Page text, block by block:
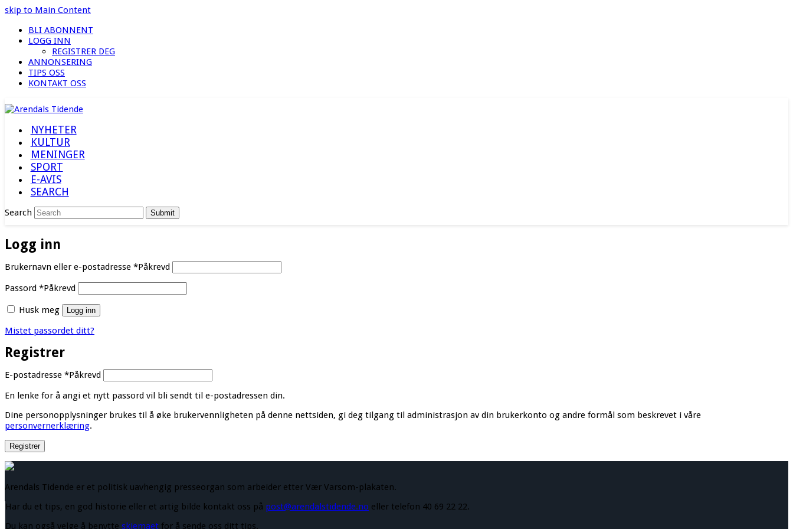
skip to Main Content
BLI ABONNENT
LOGG INN
REGISTRER DEG
ANNONSERING
TIPS OSS
KONTAKT OSS
NYHETER
KULTUR
MENINGER
SPORT
E-AVIS
SEARCH
Search Submit
Logg inn
Brukernavn eller e-postadresse *Påkrevd
Passord *Påkrevd
Husk meg Logg inn
Mistet passordet ditt?
Registrer
E-postadresse *Påkrevd
En lenke for å angi et nytt passord vil bli sendt til e-postadressen din.
Dine personopplysninger brukes til å øke brukervennligheten på denne nettsiden, gi deg tilgang til administrasjon av din brukerkonto og andre formål som beskrevet i våre
personvernerklæring.
Registrer
Arendals Tidende er et politisk uavhengig presseorgan som arbeider etter Vær Varsom-plakaten.
Har du et tips, en god historie eller et artig bilde kontakt oss på post@arendalstidende.no eller telefon 40 69 22 22.
Du kan også velge å benytte skjemaet for å sende oss ditt tips.